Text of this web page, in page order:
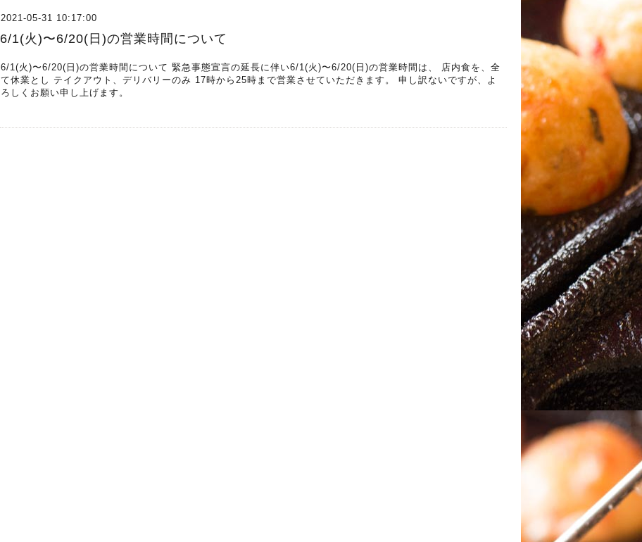
2021-05-31 10:17:00
6/1(火)〜6/20(日)の営業時間について
6/1(火)〜6/20(日)の営業時間について 緊急事態宣言の延長に伴い6/1(火)〜6/20(日)の営業時間は、 店内食を、全
て休業とし テイクアウト、デリバリーのみ 17時から25時まで営業させていただきます。 申し訳ないですが、よ
ろしくお願い申し上げます。